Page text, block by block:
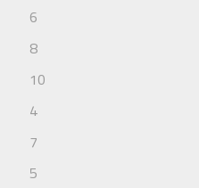
6
8
10
4
7
5